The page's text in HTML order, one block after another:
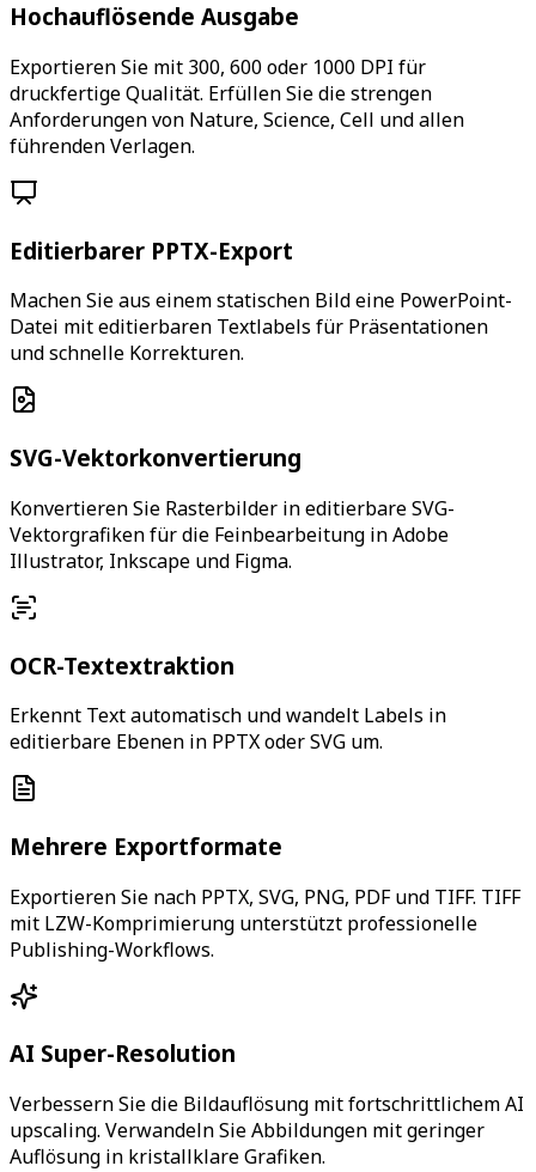
Hochauflösende Ausgabe
Exportieren Sie mit 300, 600 oder 1000 DPI für
druckfertige Qualität. Erfüllen Sie die strengen
Anforderungen von Nature, Science, Cell und allen
führenden Verlagen.
Editierbarer PPTX-Export
Machen Sie aus einem statischen Bild eine PowerPoint-
Datei mit editierbaren Textlabels für Präsentationen
und schnelle Korrekturen.
SVG-Vektorkonvertierung
Konvertieren Sie Rasterbilder in editierbare SVG-
Vektorgrafiken für die Feinbearbeitung in Adobe
Illustrator, Inkscape und Figma.
OCR-Textextraktion
Erkennt Text automatisch und wandelt Labels in
editierbare Ebenen in PPTX oder SVG um.
Mehrere Exportformate
Exportieren Sie nach PPTX, SVG, PNG, PDF und TIFF. TIFF
mit LZW-Komprimierung unterstützt professionelle
Publishing-Workflows.
AI Super-Resolution
Verbessern Sie die Bildauflösung mit fortschrittlichem AI
upscaling. Verwandeln Sie Abbildungen mit geringer
Auflösung in kristallklare Grafiken.